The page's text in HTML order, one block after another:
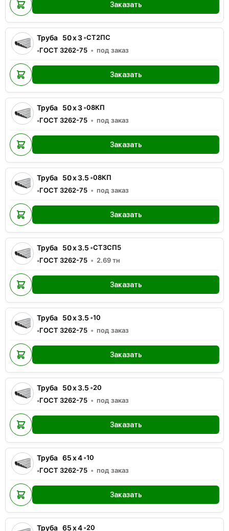
Заказать
Труба 50x3•СТ2ПС
•ГОСТ 3262-75 под заказ
Заказать
Труба 50x3•08КП
•ГОСТ 3262-75 под заказ
Заказать
Труба 50x3.5 •08КП
•ГОСТ 3262-75 под заказ
Заказать
Труба 50x3.5 •СТ3СП5
•ГОСТ 3262-75 2.69тн
Заказать
Труба 50x3.5 •10
•ГОСТ 3262-75 под заказ
Заказать
Труба 50x3.5 •20
•ГОСТ 3262-75 под заказ
Заказать
Труба 65x4•10
•ГОСТ 3262-75 под заказ
Заказать
Труба 65x4•20